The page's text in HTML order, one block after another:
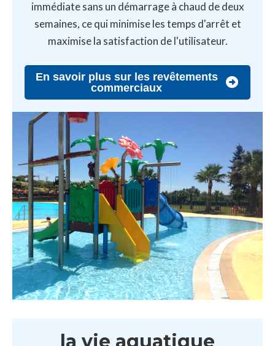
immédiate sans un démarrage à chaud de deux
semaines, ce qui minimise les temps d'arrêt et
maximise la satisfaction de l'utilisateur.
En savoir plus sur les revêtements
commerciaux
la vie aquatique